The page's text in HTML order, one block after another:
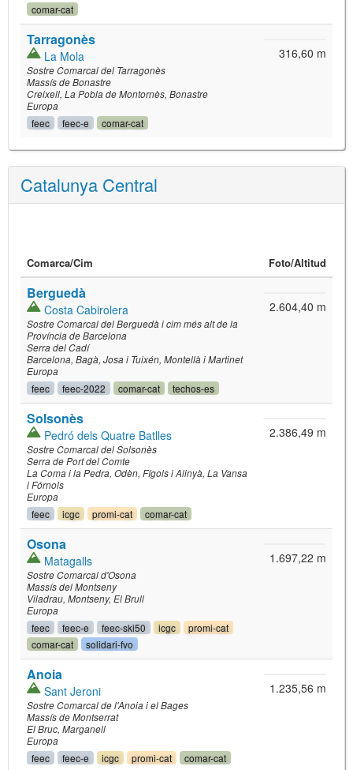
comar-cat
Tarragonès
La Mola
Sostre Comarcal del Tarragonès
Massís de Bonastre
Creixell La Pobla de Montornès Bonastre
Europa
feec feec-e comar-cat
316,60 m
Catalunya Central
Comarca/Cim Foto/Altitud
Berguedà
Costa Cabirolera
Sostre Comarcal del Berguedà i cim més alt de la
Província de Barcelona
Serra del Cadí
Barcelona Bagà Josa i Tuixén Montellà i Martinet
Europa
feec feec-2022 comar-cat techos-es
2.604,40 m
Solsonès
Pedró dels Quatre Batlles
Sostre Comarcal del Solsonès
Serra de Port del Comte
La Coma i la Pedra Odèn Fígols i Alinyà La Vansa
i Fórnols
Europa
feec icgc promi-cat comar-cat
2.386,49 m
Osona
Matagalls
Sostre Comarcal d'Osona
Massís del Montseny
Viladrau Montseny El Brull
Europa
feec feec-e feec-ski50 icgc
promi-cat
comar-cat
solidari-fvo
1.697,22 m
Anoia
Sant Jeroni
Sostre Comarcal de l'Anoia i el Bages
Massís de Montserrat
El Bruc Marganell
Europa
feec feec-e icgc promi-cat comar-cat
1.235,56 m